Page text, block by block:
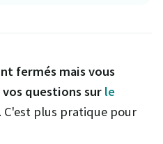
fermés mais vous
questions sur le
. C'est plus pratique pour